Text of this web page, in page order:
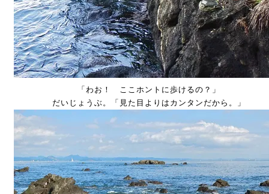
「わお！ ここホントに歩けるの？」
だいじょうぶ。「見た目よりはカンタンだから。」